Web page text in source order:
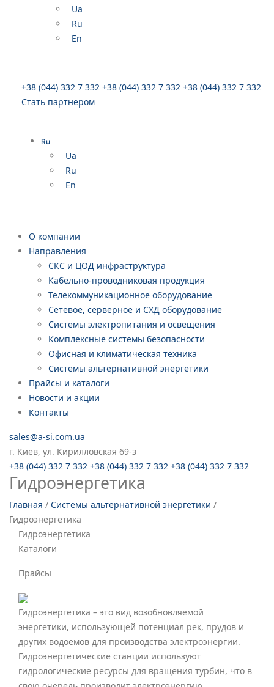
Ua
Ru
En
+38 (044) 332 7 332 +38 (044) 332 7 332 +38 (044) 332 7 332
Стать партнером
Ru
Ua
Ru
En
О компании
Направления
СКС и ЦОД инфраструктура
Кабельно-проводниковая продукция
Телекоммуникационное оборудование
Сетевое, серверное и СХД оборудование
Системы электропитания и освещения
Комплексные системы безопасности
Офисная и климатическая техника
Системы альтернативной энергетики
Прайсы и каталоги
Новости и акции
Контакты
sales@a-si.com.ua
г. Киев, ул. Кирилловская 69-з
+38 (044) 332 7 332 +38 (044) 332 7 332 +38 (044) 332 7 332
Гидроэнергетика
Главная / Системы альтернативной энергетики /
Гидроэнергетика
Гидроэнергетика
Каталоги
Прайсы
Гидроэнергетика – это вид возобновляемой
энергетики, использующей потенциал рек, прудов и
других водоемов для производства электроэнергии.
Гидроэнергетические станции используют
гидрологические ресурсы для вращения турбин, что в